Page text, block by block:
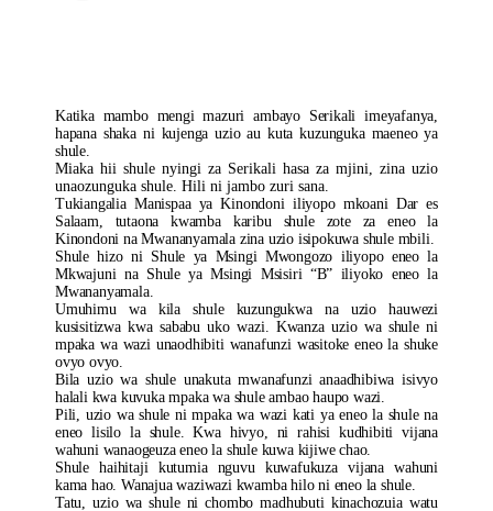
Kumegwa
Katika mambo mengi mazuri ambayo Serikali imeyafanya,
hapana shaka ni kujenga uzio au kuta kuzunguka maeneo ya
shule.
Miaka hii shule nyingi za Serikali hasa za mjini, zina uzio
unaozunguka shule. Hili ni jambo zuri sana.
Tukiangalia Manispaa ya Kinondoni iliyopo mkoani Dar es
Salaam, tutaona kwamba karibu shule zote za eneo la
Kinondoni na Mwananyamala zina uzio isipokuwa shule mbili.
Shule hizo ni Shule ya Msingi Mwongozo iliyopo eneo la
Mkwajuni na Shule ya Msingi Msisiri “B” iliyoko eneo la
Mwananyamala.
Umuhimu wa kila shule kuzungukwa na uzio hauwezi
kusisitizwa kwa sababu uko wazi. Kwanza uzio wa shule ni
mpaka wa wazi unaodhibiti wanafunzi wasitoke eneo la shuke
ovyo ovyo.
Bila uzio wa shule unakuta mwanafunzi anaadhibiwa isivyo
halali kwa kuvuka mpaka wa shule ambao haupo wazi.
Pili, uzio wa shule ni mpaka wa wazi kati ya eneo la shule na
eneo lisilo la shule. Kwa hivyo, ni rahisi kudhibiti vijana
wahuni wanaogeuza eneo la shule kuwa kijiwe chao.
Shule haihitaji kutumia nguvu kuwafukuza vijana wahuni
kama hao. Wanajua waziwazi kwamba hilo ni eneo la shule.
Tatu, uzio wa shule ni chombo madhubuti kinachozuia watu